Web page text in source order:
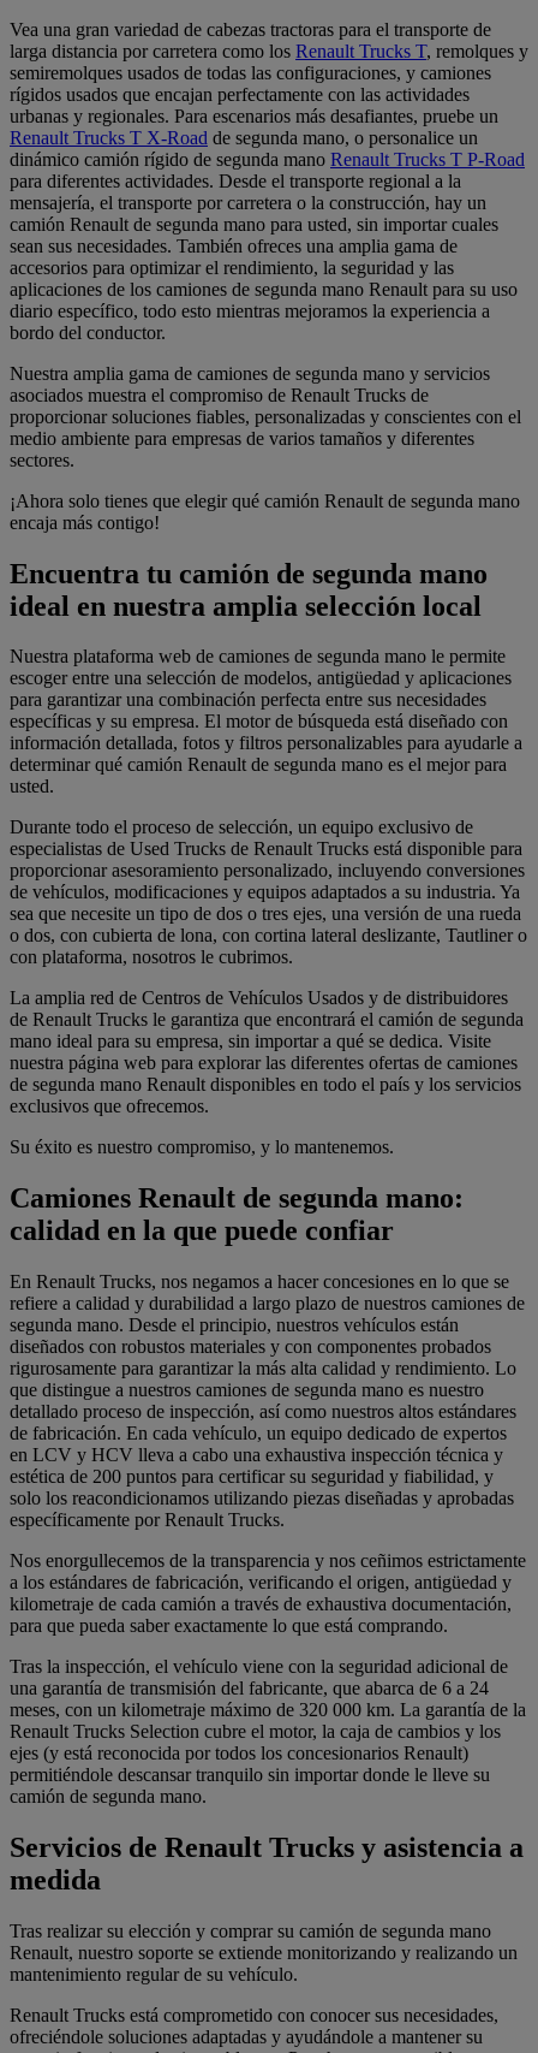
Vea una gran variedad de cabezas tractoras para el transporte de
larga distancia por carretera como los Renault Trucks T, remolques y
semiremolques usados de todas las configuraciones, y camiones
rígidos usados que encajan perfectamente con las actividades
urbanas y regionales. Para escenarios más desafiantes, pruebe un
Renault Trucks T X-Road de segunda mano, o personalice un
dinámico camión rígido de segunda mano Renault Trucks T P-Road
para diferentes actividades. Desde el transporte regional a la
mensajería, el transporte por carretera o la construcción, hay un
camión Renault de segunda mano para usted, sin importar cuales
sean sus necesidades. También ofreces una amplia gama de
accesorios para optimizar el rendimiento, la seguridad y las
aplicaciones de los camiones de segunda mano Renault para su uso
diario específico, todo esto mientras mejoramos la experiencia a
bordo del conductor.
Nuestra amplia gama de camiones de segunda mano y servicios
asociados muestra el compromiso de Renault Trucks de
proporcionar soluciones fiables, personalizadas y conscientes con el
medio ambiente para empresas de varios tamaños y diferentes
sectores.
¡Ahora solo tienes que elegir qué camión Renault de segunda mano
encaja más contigo!
Encuentra tu camión de segunda mano
ideal en nuestra amplia selección local
Nuestra plataforma web de camiones de segunda mano le permite
escoger entre una selección de modelos, antigüedad y aplicaciones
para garantizar una combinación perfecta entre sus necesidades
específicas y su empresa. El motor de búsqueda está diseñado con
información detallada, fotos y filtros personalizables para ayudarle a
determinar qué camión Renault de segunda mano es el mejor para
usted.
Durante todo el proceso de selección, un equipo exclusivo de
especialistas de Used Trucks de Renault Trucks está disponible para
proporcionar asesoramiento personalizado, incluyendo conversiones
de vehículos, modificaciones y equipos adaptados a su industria. Ya
sea que necesite un tipo de dos o tres ejes, una versión de una rueda
o dos, con cubierta de lona, con cortina lateral deslizante, Tautliner o
con plataforma, nosotros le cubrimos.
La amplia red de Centros de Vehículos Usados y de distribuidores
de Renault Trucks le garantiza que encontrará el camión de segunda
mano ideal para su empresa, sin importar a qué se dedica. Visite
nuestra página web para explorar las diferentes ofertas de camiones
de segunda mano Renault disponibles en todo el país y los servicios
exclusivos que ofrecemos.
Su éxito es nuestro compromiso, y lo mantenemos.
Camiones Renault de segunda mano:
calidad en la que puede confiar
En Renault Trucks, nos negamos a hacer concesiones en lo que se
refiere a calidad y durabilidad a largo plazo de nuestros camiones de
segunda mano. Desde el principio, nuestros vehículos están
diseñados con robustos materiales y con componentes probados
rigurosamente para garantizar la más alta calidad y rendimiento. Lo
que distingue a nuestros camiones de segunda mano es nuestro
detallado proceso de inspección, así como nuestros altos estándares
de fabricación. En cada vehículo, un equipo dedicado de expertos
en LCV y HCV lleva a cabo una exhaustiva inspección técnica y
estética de 200 puntos para certificar su seguridad y fiabilidad, y
solo los reacondicionamos utilizando piezas diseñadas y aprobadas
específicamente por Renault Trucks.
Nos enorgullecemos de la transparencia y nos ceñimos estrictamente
a los estándares de fabricación, verificando el origen, antigüedad y
kilometraje de cada camión a través de exhaustiva documentación,
para que pueda saber exactamente lo que está comprando.
Tras la inspección, el vehículo viene con la seguridad adicional de
una garantía de transmisión del fabricante, que abarca de 6 a 24
meses, con un kilometraje máximo de 320 000 km. La garantía de la
Renault Trucks Selection cubre el motor, la caja de cambios y los
ejes (y está reconocida por todos los concesionarios Renault)
permitiéndole descansar tranquilo sin importar donde le lleve su
camión de segunda mano.
Servicios de Renault Trucks y asistencia a
medida
Tras realizar su elección y comprar su camión de segunda mano
Renault, nuestro soporte se extiende monitorizando y realizando un
mantenimiento regular de su vehículo.
Renault Trucks está comprometido con conocer sus necesidades,
ofreciéndole soluciones adaptadas y ayudándole a mantener su